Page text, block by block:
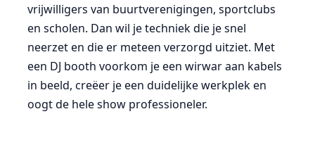
vrijwilligers van buurtverenigingen, sportclubs
en scholen. Dan wil je techniek die je snel
neerzet en die er meteen verzorgd uitziet. Met
een DJ booth voorkom je een wirwar aan kabels
in beeld, creëer je een duidelijke werkplek en
oogt de hele show professioneler.